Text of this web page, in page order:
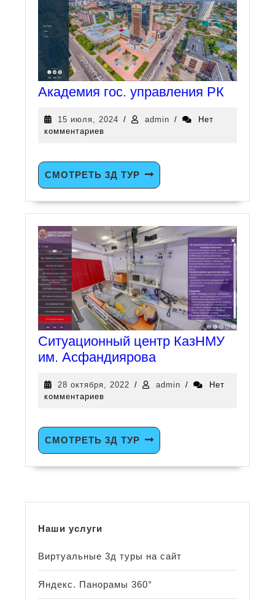
Академия гос. управления РК
15 июля, 2024 / admin /
Нет
комментариев
СМОТРЕТЬ 3Д ТУР
Ситуационный центр КазНМУ
им. Асфандиярова
28 октября, 2022 / admin /
Нет
комментариев
СМОТРЕТЬ 3Д ТУР
Наши услуги
Виртуальные 3д туры на сайт
Яндекс. Панорамы 360°